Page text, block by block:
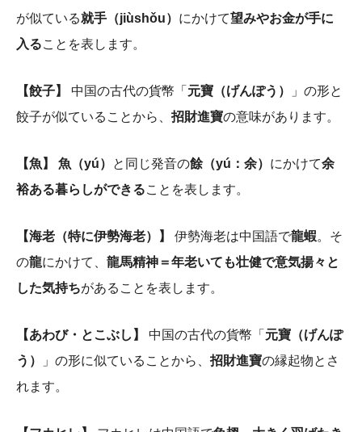
が似ている就手（jiùshǒu） にかけて望みやお金が手に
入ることを表します。
【餃子】 中国の古代の貨幣「 元寶（げんぽう）
」の形と
餃子が似ていることから、 招財進寶の意味があります。
【魚】 魚（yú） と同じ発音の餘（yú：余） にかけて余
裕ある暮らしができることを表します。
【海老（特に伊勢海老）】 伊勢海老は中国語で龍蝦。そ
の龍にかけて、 龍馬精神＝年老いても壮健で意気揚々と
した気持ちがあることを表します。
【あわび・とこぶし】 中国の古代の貨幣「 元寶（げんぽ
う）
」の形に似ていることから、 招財進寶の縁起物とさ
れます。